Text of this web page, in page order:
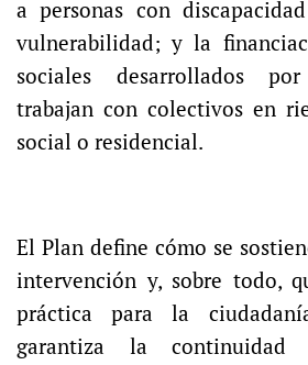
a personas con
vulnerabilidad; y la
sociales desarrollados
trabajan con colectivos en
social o residencial.
El Plan define cómo se
intervención y, sobre todo,
práctica para la
garantiza la